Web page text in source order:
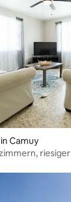
Camuy